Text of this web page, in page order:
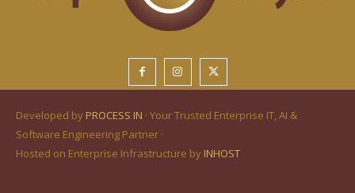
Developed by PROCESS IN · Your Trusted Enterprise IT, AI &
Software Engineering Partner ·
Hosted on Enterprise Infrastructure by INHOST